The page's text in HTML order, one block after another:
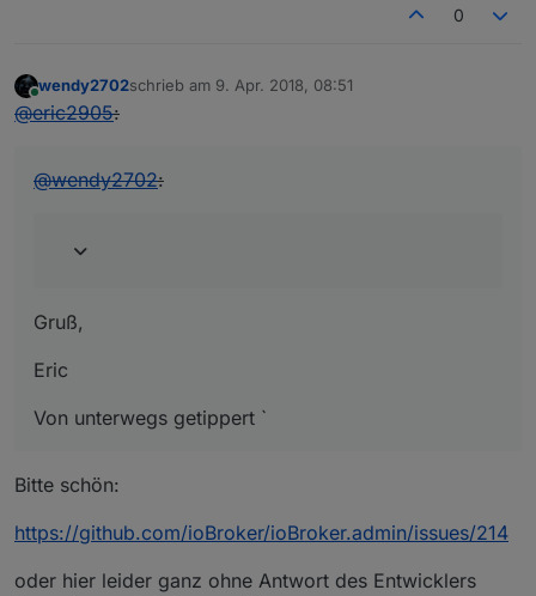
0
Online
wendy2702schrieb am 9. Apr. 2018, 08:51
zuletzt editiert von
@eric2905:
@wendy2702:
Gruß,
Eric
Von unterwegs getippert `
Bitte schön:
https://github.com/ioBroker/ioBroker.admin/issues/214
oder hier leider ganz ohne Antwort des Entwicklers